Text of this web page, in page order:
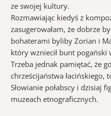
ze swojej kultury.
Rozmawiając kiedyś z
zasugerowałam, że dobrze
bohaterami byliby Zorian i
który wzniecił bunt pogański
Trzeba jednak pamiętać, że
chrześcijaństwa łacińskiego,
Słowianie połabscy i dzisiaj
muzeach etnograficznych.